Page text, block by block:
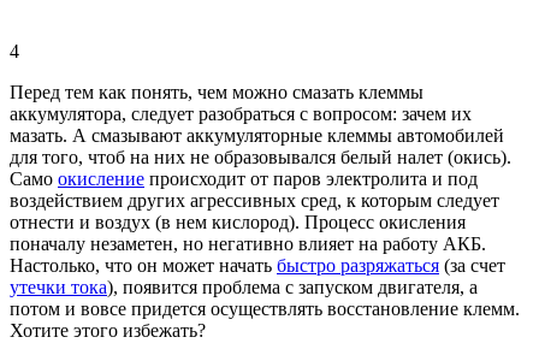
4
Перед тем как понять, чем можно смазать клеммы
аккумулятора, следует разобраться с вопросом: зачем их
мазать. А смазывают аккумуляторные клеммы автомобилей
для того, чтоб на них не образовывался белый налет (окись).
Само окисление происходит от паров электролита и под
воздействием других агрессивных сред, к которым следует
отнести и воздух (в нем кислород). Процесс окисления
поначалу незаметен, но негативно влияет на работу АКБ.
Настолько, что он может начать быстро разряжаться (за счет
утечки тока), появится проблема с запуском двигателя, а
потом и вовсе придется осуществлять восстановление клемм.
Хотите этого избежать?